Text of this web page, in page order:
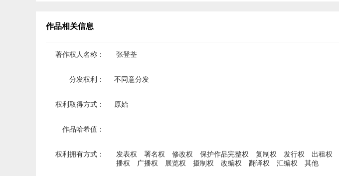
作品相关信息
著作权人名称： 张登荃
分发权利： 不同意分发
权利取得方式： 原始
作品哈希值：
权利拥有方式： 发表权 署名权 修改权 保护作品完整权 复制权 发行权 出租权
播权
广播权 展览权 摄制权 改编权 翻译权 汇编权 其他